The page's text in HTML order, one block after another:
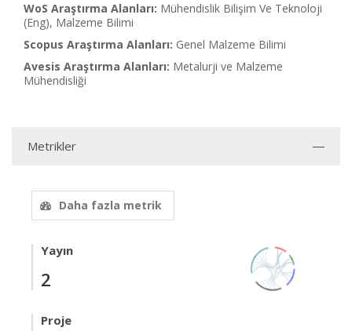
WoS Araştırma Alanları: Mühendislik Bilişim Ve Teknoloji
(Eng), Malzeme Bilimi
Scopus Araştırma Alanları: Genel Malzeme Bilimi
Avesis Araştırma Alanları: Metalurji ve Malzeme
Mühendisliği
Metrikler
Daha fazla metrik
Yayın
2
Proje